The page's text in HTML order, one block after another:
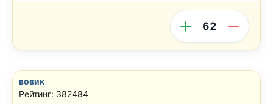
62
вовик
Рейтинг: 382484